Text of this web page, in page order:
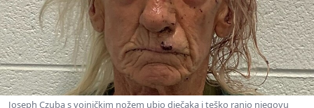
Joseph Czuba s vojničkim nožem ubio dječaka i teško ranio njegovu